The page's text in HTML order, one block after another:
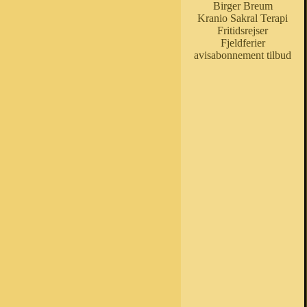
Birger Breum
Kranio Sakral Terapi
Fritidsrejser
Fjeldferier
avisabonnement tilbud